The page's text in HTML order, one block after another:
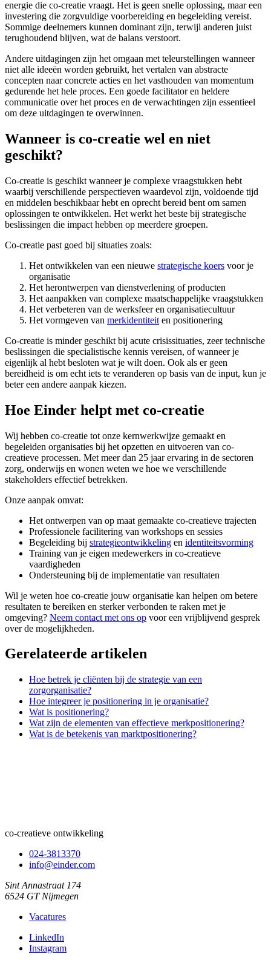
energie die co-creatie vraagt. Het is geen snelle oplossing, maar een
investering die zorgvuldige voorbereiding en begeleiding vereist.
Sommige deelnemers kunnen dominant zijn, terwijl anderen juist
terughoudend blijven, wat de balans verstoort.
Andere uitdagingen zijn het omgaan met teleurstellingen wanneer
niet alle ideeën worden gebruikt, het vertalen van abstracte
concepten naar concrete acties en het vasthouden van momentum
gedurende het hele proces. Een goede facilitator en heldere
communicatie over het proces en de verwachtingen zijn essentieel
om deze uitdagingen te overwinnen.
Wanneer is co-creatie wel en niet
geschikt?
Co-creatie is geschikt wanneer je complexe vraagstukken hebt
waarbij verschillende perspectieven waardevol zijn, voldoende tijd
en middelen beschikbaar hebt en oprecht bereid bent om samen
oplossingen te ontwikkelen. Het werkt het beste bij strategische
beslissingen die impact hebben op meerdere groepen.
Co-creatie past goed bij situaties zoals:
Het ontwikkelen van een nieuwe strategische koers voor je
organisatie
Het herontwerpen van dienstverlening of producten
Het aanpakken van complexe maatschappelijke vraagstukken
Het verbeteren van de werksfeer en organisatiecultuur
Het vormgeven van merkidentiteit en positionering
Co-creatie is minder geschikt bij acute crisissituaties, zeer technische
beslissingen die specialistische kennis vereisen, of wanneer je
eigenlijk al hebt besloten wat je wilt doen. Ook als er geen
bereidheid is om echt iets te veranderen op basis van de input, kun je
beter een andere aanpak kiezen.
Hoe Einder helpt met co-creatie
Wij hebben co-creatie tot onze kernwerkwijze gemaakt en
begeleiden organisaties bij het opzetten en uitvoeren van co-
creatieve processen. Met meer dan 25 jaar ervaring in de sectoren
zorg, onderwijs en wonen weten we hoe we verschillende
stakeholders effectief betrekken.
Onze aanpak omvat:
Het ontwerpen van op maat gemaakte co-creatieve trajecten
Professionele facilitering van workshops en sessies
Begeleiding bij strategieontwikkeling en identiteitsvorming
Training van je eigen medewerkers in co-creatieve
vaardigheden
Ondersteuning bij de implementatie van resultaten
Wil je weten hoe co-creatie jouw organisatie kan helpen om betere
resultaten te bereiken en sterker verbonden te raken met je
omgeving? Neem contact met ons op voor een vrijblijvend gesprek
over de mogelijkheden.
Gerelateerde artikelen
Hoe betrek je cliënten bij de strategie van een
zorgorganisatie?
Hoe integreer je positionering in je organisatie?
Wat is positionering?
Wat zijn de elementen van effectieve merkpositionering?
Wat is de betekenis van marktpositionering?
co-creatieve ontwikkeling
024-3813370
info@einder.com
Sint Annastraat 174
6524 GT Nijmegen
Vacatures
LinkedIn
Instagram